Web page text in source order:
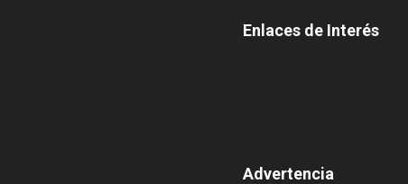
Enlaces de Interés
Advertencia